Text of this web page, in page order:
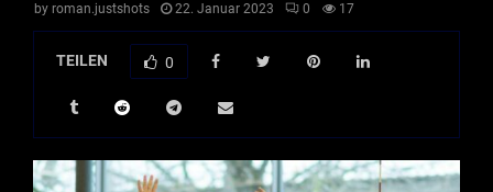
by roman.justshots 22. Januar 2023 0 17
TEILEN 0